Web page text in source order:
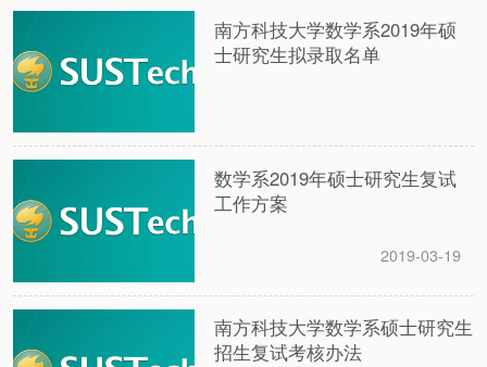
南方科技大学数学系2019年硕
士研究生拟录取名单
数学系2019年硕士研究生复试
工作方案
2019-03-19
南方科技大学数学系硕士研究生
招生复试考核办法